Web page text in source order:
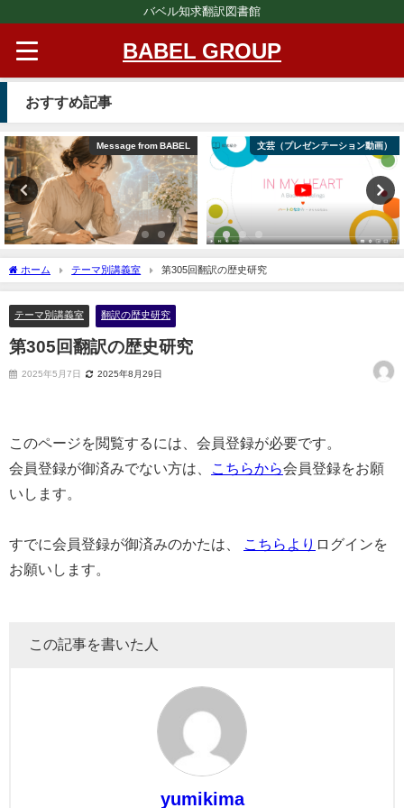
バベル知求翻訳図書館
BABEL GROUP
おすすめ記事
Message from BABEL 文芸（プレゼンテーション動画）
ホーム テーマ別講義室 第305回翻訳の歴史研究
テーマ別講義室 翻訳の歴史研究
第305回翻訳の歴史研究
2025年5月7日 2025年8月29日
このページを閲覧するには、会員登録が必要です。
会員登録が御済みでない方は、
こちらから会員登録をお願
いします。
すでに会員登録が御済みのかたは、 こちらより ログインを
お願いします。
この記事を書いた人
yumikima